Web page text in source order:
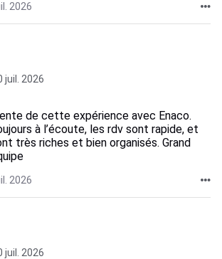
2026
juil. 2026
de cette expérience avec Enaco.
à l’écoute, les rdv sont rapide, et
très riches et bien organisés. Grand
2026
juil. 2026